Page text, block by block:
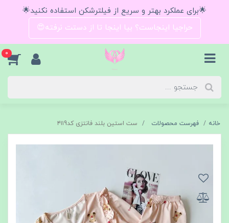
🌟برای عملکرد بهتر و سریع از فیلترشکن استفاده نکنید🌟
حراجیا اینجاست؟ بیا اینجا تا از دستت نرفته😍
0
خانه فهرست محصولات ست استین بلند فانتزی کد۴۱۱9